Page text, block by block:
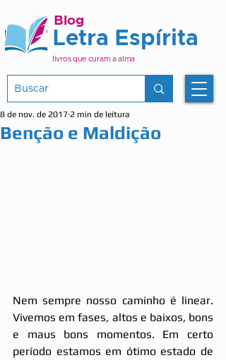
Letra Espírita
Blog
livros que curam a alma
Benção e Maldição
8 de nov. de 2017 2 min de leitura
Nem sempre nosso caminho é linear.
Vivemos em fases, altos e baixos, bons
e maus bons momentos. Em certo
período estamos em ótimo estado de